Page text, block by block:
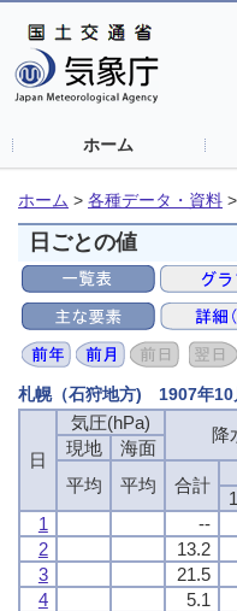
ホーム
ホーム > 各種データ・資料 >
日ごとの値
札幌（石狩地方) 1907年
日
気圧(hPa)
降
現地
海面
平均
平均 合計
1
--
2
13.2
3
21.5
4
5.1